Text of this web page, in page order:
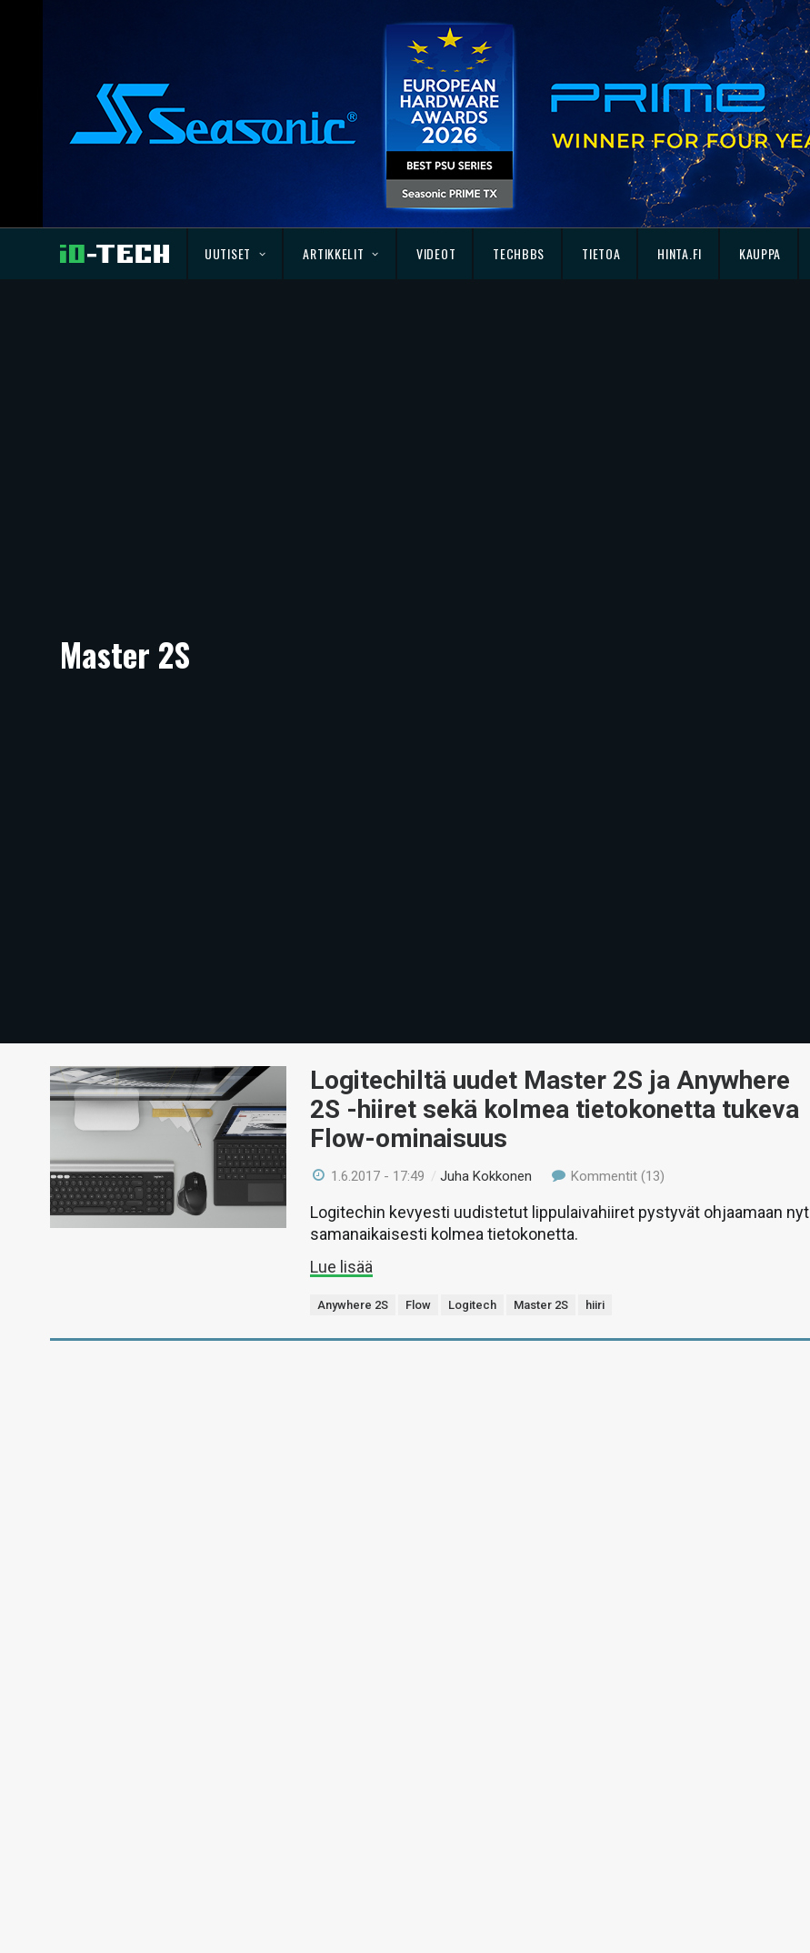
UUTISET ARTIKKELIT VIDEOT TECHBBS TIETOA HINTA.FI KAUPPA
Master 2S
Logitechiltä uudet Master 2S ja Anywhere
2S -hiiret sekä kolmea tietokonetta tukeva
Flow-ominaisuus
1.6.2017 - 17:49 /Juha Kokkonen Kommentit (13)
Logitechin kevyesti uudistetut lippulaivahiiret pystyvät ohjaamaan nyt
samanaikaisesti kolmea tietokonetta.
Lue lisää
Anywhere 2S Flow Logitech Master 2S hiiri